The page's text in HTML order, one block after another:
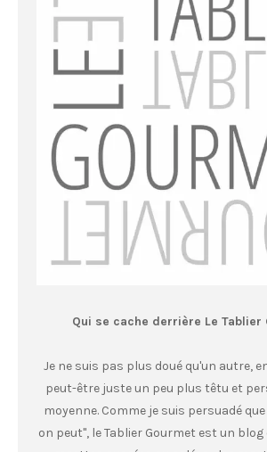
Qui se cache derrière Le Tablier
Je ne suis pas plus doué qu'un autre,
peut-être juste un peu plus têtu et
moyenne. Comme je suis persuadé
on peut", le Tablier Gourmet est un blog